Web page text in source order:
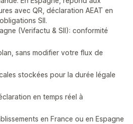
avec QR, déclaration AEAT en
SII.
(Verifactu & SII): conformité
sans modifier votre flux de
stockées pour la durée légale
en temps réel à
en France ou en Espagne